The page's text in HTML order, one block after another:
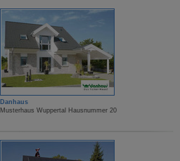
Danhaus
Musterhaus Wuppertal Hausnummer 20